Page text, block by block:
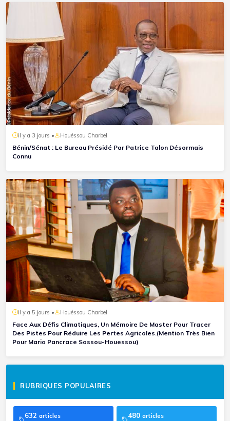
il y a 3 jours • Houéssou Charbel
Bénin/Sénat : Le Bureau Présidé Par Patrice Talon Désormais
Connu
il y a 5 jours • Houéssou Charbel
Face Aux Défis Climatiques, Un Mémoire De Master Pour Tracer
Des Pistes Pour Réduire Les Pertes Agricoles.(Mention Très Bien
Pour Mario Pancrace Sossou-Houessou)
RUBRIQUES POPULAIRES
632 articles 480 articles